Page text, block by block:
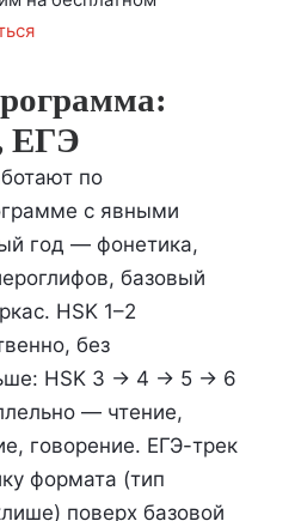
ЕГЭ
по
с явными
год — фонетика,
базовый
HSK 1–2
без
HSK 3 → 4 → 5 → 6
— чтение,
говорение. ЕГЭ-трек
формата (тип
поверх базовой